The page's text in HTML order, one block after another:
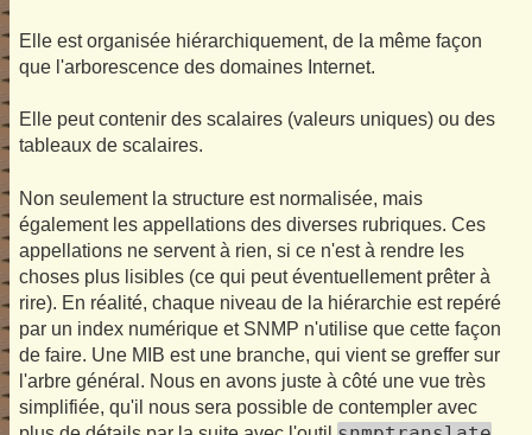
Elle est organisée hiérarchiquement, de la même façon
que l'arborescence des domaines Internet.
Elle peut contenir des scalaires (valeurs uniques) ou des
tableaux de scalaires.
Non seulement la structure est normalisée, mais
également les appellations des diverses rubriques. Ces
appellations ne servent à rien, si ce n'est à rendre les
choses plus lisibles (ce qui peut éventuellement prêter à
rire). En réalité, chaque niveau de la hiérarchie est repéré
par un index numérique et SNMP n'utilise que cette façon
de faire. Une MIB est une branche, qui vient se greffer sur
l'arbre général. Nous en avons juste à côté une vue très
simplifiée, qu'il nous sera possible de contempler avec